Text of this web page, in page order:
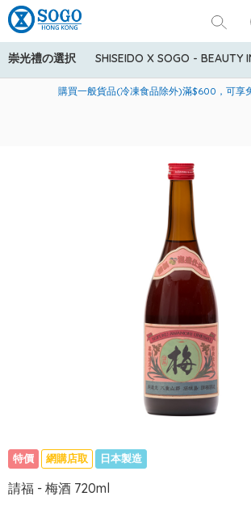
崇光禮の選択 SHISEIDO X SOGO - BEAUTY
美國運通Explorer®信用卡會員購物禮遇：高達
購買一般貨品(冷凍食品除外)滿$600，可享
寄送中國內地服務只適用於指定商品，若訂單金
特價 網購店取 日本製造
請福 - 梅酒 720ml